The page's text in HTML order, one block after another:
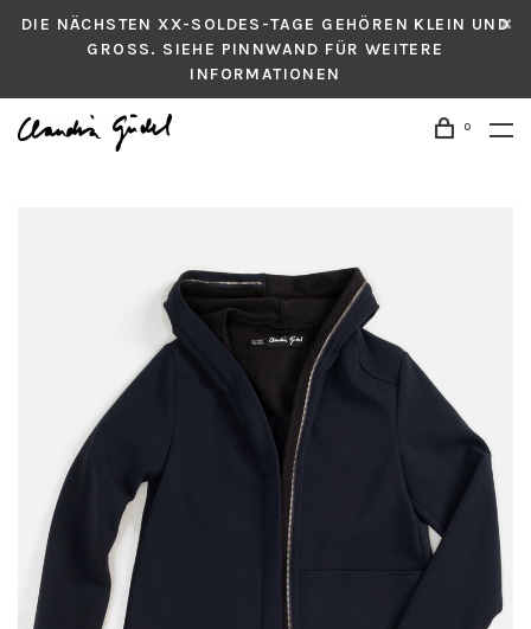
DIE NÄCHSTEN XX-SOLDES-TAGE GEHÖREN KLEIN UND
GROSS. SIEHE PINNWAND FÜR WEITERE
INFORMATIONEN
0